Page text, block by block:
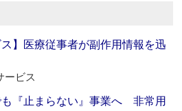
ス】医療従事者が副作用情報を迅
ービス
も『止まらない』事業へ 非常用